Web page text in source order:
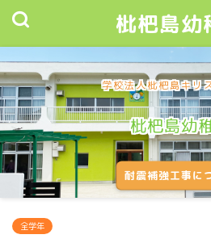
枇杷島幼
学校法人枇杷島キリ
枇杷島幼
耐震補強工事に
全学年